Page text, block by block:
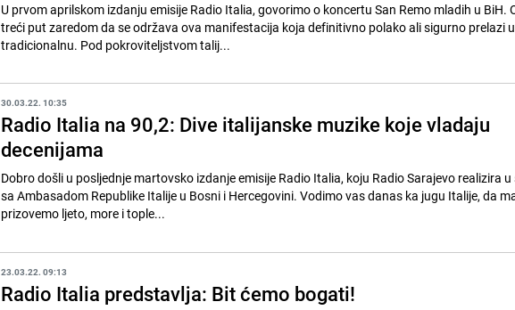
U prvom aprilskom izdanju emisije Radio Italia, govorimo o koncertu San Remo mladih u BiH.
treći put zaredom da se održava ova manifestacija koja definitivno polako ali sigurno prelazi u
tradicionalnu. Pod pokroviteljstvom talij...
30.03.22. 10:35
Radio Italia na 90,2: Dive italijanske muzike koje vladaju
decenijama
Dobro došli u posljednje martovsko izdanje emisije Radio Italia, koju Radio Sarajevo realizira
sa Ambasadom Republike Italije u Bosni i Hercegovini. Vodimo vas danas ka jugu Italije, da
prizovemo ljeto, more i tople...
23.03.22. 09:13
Radio Italia predstavlja: Bit ćemo bogati!